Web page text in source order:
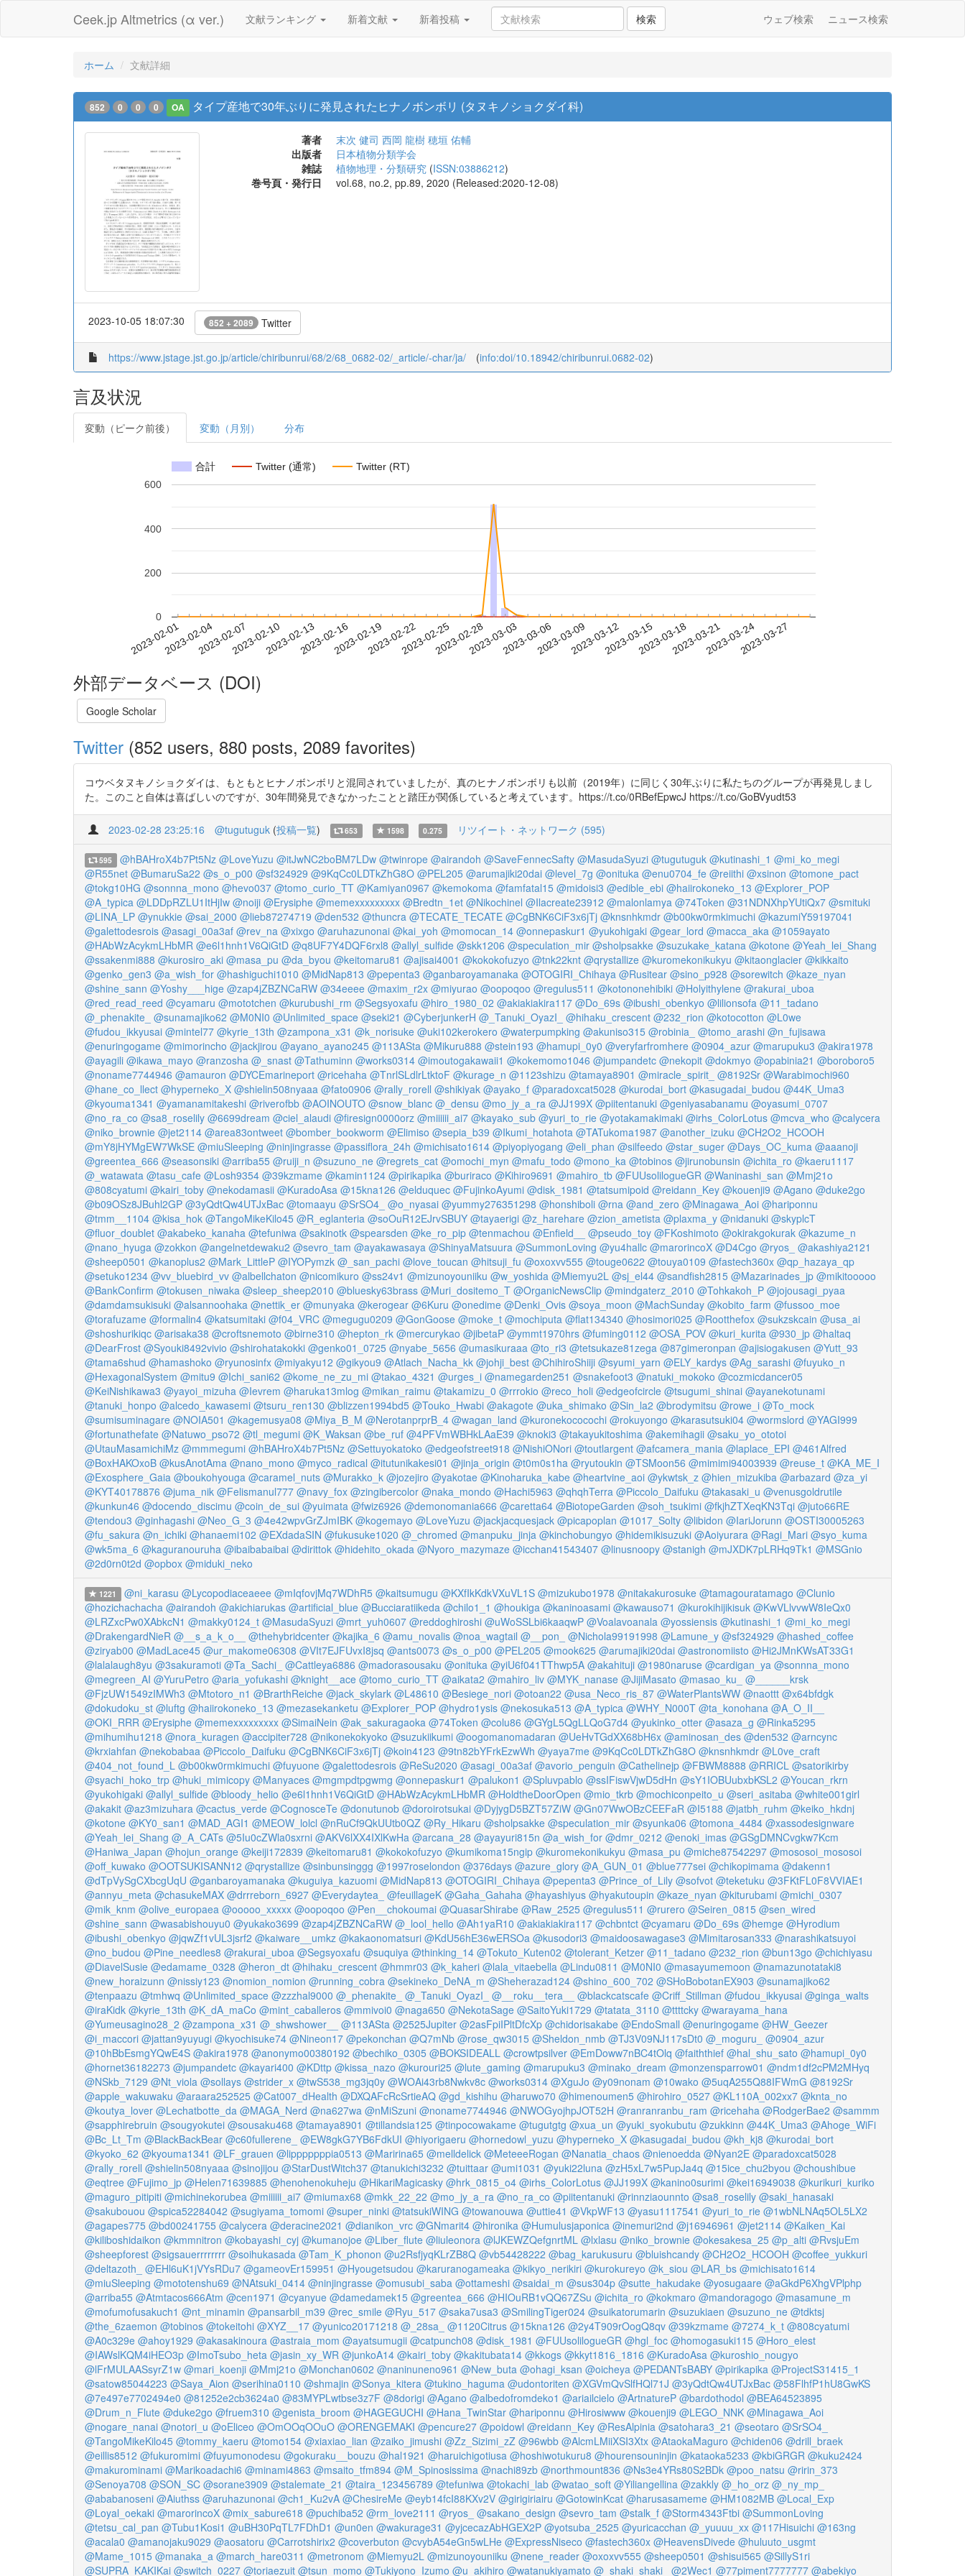
Ceek.jp Altmetrics (α ver.) 文献ランキング 新着文献 新着投稿 検索 ウェブ検索 ニュース検索
ホーム 文献詳細
852 0 0 0 OA タイプ産地で30年ぶりに発見されたヒナノボンボリ (タヌキノショクダイ科)
著者 末次 健司 西岡 龍樹 穂垣 佑輔
出版者
日本植物分類学会
雑誌
植物地理・分類研究 (ISSN:03886212)
巻号頁・発行日
vol.68, no.2, pp.89, 2020 (Released:2020-12-08)
2023-10-05 18:07:30 852 + 2089 Twitter
https://www.jstage.jst.go.jp/article/chiribunrui/68/2/68_0682-02/_article/-char/ja/ (info:doi/10.18942/chiribunrui.0682-02)
言及状況
変動（ピーク前後） 変動（月別） 分布
合計 Twitter (通常) Twitter (RT)
2023-02-012023-02-042023-02-072023-02-102023-02-132023-02-162023-02-192023-02-222023-02-252023-02-282023-03-032023-03-062023-03-092023-03-122023-03-152023-03-182023-03-212023-03-242023-03-27
0
200
400
600
外部データベース (DOI)
Google Scholar
Twitter (852 users, 880 posts, 2089 favorites)
コウベタヌキノショクダイは、もともとヒナノボンボリと混同されていましたが、真のヒナノボンボリも以前（2019年）に同じく30年ぶりに私たちのグループが再発見しまし
た。このこと自体は喜ばしいのですが、30年間発見できなかったことと踏圧が関係していると考えています。https://t.co/0RBefEpwcJ https://t.co/GoBVyudt53
2023-02-28 23:25:16 @tugutuguk (投稿一覧) 653 1598 0.275 リツイート・ネットワーク (595)
595 @hBAHroX4b7Pt5Nz @LoveYuzu @itJwNC2boBM7LDw @twinrope @airandoh @SaveFennecSafty @MasudaSyuzi @tugutuguk @kutinashi_1 @mi_ko_megi
@R55net @BumaruSa22 @s_o_p00 @sf324929 @9KqCc0LDTkZhG8O @PEL205 @arumajiki20dai @level_7g @onituka @enu0704_fe @reiithi @xsinon @tomone_pact
@tokg10HG @sonnna_mono @hevo037 @tomo_curio_TT @Kamiyan0967 @kemokoma @famfatal15 @midoisi3 @edible_ebi @haiirokoneko_13 @Explorer_POP
@A_typica @LDDpRZLU1ItHjIw @noiji @Erysiphe @memexxxxxxxxx @Bredtn_1et @Nikochinel @Ilacreate23912 @malonlamya @74Token @31NDNXhpYUtiQx7 @smituki
@LINA_LP @ynukkie @sai_2000 @lieb87274719 @den532 @thuncra @TECATE_TECATE @CgBNK6CiF3x6jTj @knsnhkmdr @b00kw0rmkimuchi @kazumiY59197041
@galettodesrois @asagi_00a3af @rev_na @xixgo @aruhazunonai @kai_yoh @momocan_14 @onnepaskur1 @yukohigaki @gear_lord @macca_aka @1059ayato
@HAbWzAcykmLHbMR @e6l1hnh1V6QiGtD @q8UF7Y4DQF6rxl8 @allyl_sulfide @skk1206 @speculation_mir @sholpsakke @suzukake_katana @kotone @Yeah_lei_Shang
@ssakenmi888 @kurosiro_aki @masa_pu @da_byou @keitomaru81 @ajisai4001 @kokokofuzyo @tnk22knt @qrystallize @kuromekonikukyu @kitaonglacier @kikkaito
@genko_gen3 @a_wish_for @hashiguchi1010 @MidNap813 @pepenta3 @ganbaroyamanaka @OTOGIRI_Chihaya @Rusitear @sino_p928 @sorewitch @kaze_nyan
@shine_sann @Yoshy___hige @zap4jZBZNCaRW @34eeee @maxim_r2x @miyurao @oopoqoo @regulus511 @kotononehibiki @Holyithylene @rakurai_uboa
@red_read_reed @cyamaru @mototchen @kurubushi_rm @Segsyoxafu @hiro_1980_02 @akiakiakira117 @Do_69s @ibushi_obenkyo @lilionsofa @11_tadano
@_phenakite_ @sunamajiko62 @M0NI0 @Unlimited_space @seki21 @CyberjunkerH @_Tanuki_OyazI_ @hihaku_crescent @232_rion @kotocotton @L0we
@fudou_ikkyusai @mintel77 @kyrie_13th @zampona_x31 @k_norisuke @uki102kerokero @waterpumpking @akuniso315 @robinia_ @tomo_arashi @n_fujisawa
@enuringogame @mimorincho @jackjirou @ayano_ayano245 @113ASta @Mikuru888 @stein193 @hamupi_0y0 @veryfarfromhere @0904_azur @marupuku3 @akira1978
@ayagili @ikawa_mayo @ranzosha @_snast @Tathuminn @works0314 @imoutogakawaii1 @kokemomo1046 @jumpandetc @nekopit @dokmyo @opabinia21 @boroboro5
@noname7744946 @amauron @DYCEmarineport @ricehaha @TnrlSLdlrLtktoF @kurage_n @1123shizu @tamaya8901 @miracle_spirit_ @8192Sr @Warabimochi960
@hane_co_llect @hyperneko_X @shielin508nyaaa @fato0906 @rally_rorell @shikiyak @ayako_f @paradoxcat5028 @kurodai_bort @kasugadai_budou @44K_Uma3
@kyouma1341 @yamanamitakeshi @riverofbb @AOINOUTO @snow_blanc @_densu @mo_jy_a_ra @JJ199X @piitentanuki @geniyasabanamu @oyasumi_0707
@no_ra_co @sa8_roselily @6699dream @ciel_alaudi @firesign0000orz @miiiiii_ai7 @kayako_sub @yuri_to_rie @yotakamakimaki @irhs_ColorLotus @mcva_who @calycera
@niko_brownie @jet2114 @area83ontweet @bomber_bookworm @Elimiso @sepia_b39 @Ikumi_hotahota @TATukoma1987 @another_izuku @CH2O2_HCOOH
@mY8jHYMgEW7WkSE @miuSleeping @ninjingrasse @passiflora_24h @michisato1614 @piyopiyogang @eli_phan @silfeedo @star_suger @Days_OC_kuma @aaanoji
@greentea_666 @seasonsiki @arriba55 @ruiji_n @suzuno_ne @regrets_cat @omochi_myn @mafu_todo @mono_ka @tobinos @jirunobunsin @ichita_ro @kaeru1117
@_watawata @tasu_cafe @Losh9354 @39kzmame @kamin1124 @pirikapika @buriraco @Kihiro9691 @mahiro_tb @FUUsolilogueGR @Waninashi_san @Mmj21o
@808cyatumi @kairi_toby @nekodamasii @KuradoAsa @15kna126 @elduquec @FujinkoAyumi @disk_1981 @tatsumipoid @reidann_Key @kouenji9 @Agano @duke2go
@b09OSz8JBuhl2GP @3yQdtQw4UTJxBac @tomaayu @SrSO4_ @o_nyasai @yummy276351298 @honshiboli @rna @and_zero @Minagawa_Aoi @hariponnu
@tmm__1104 @kisa_hok @TangoMikeKilo45 @R_eglanteria @soOuR12EJrvSBUY @tayaerigi @z_harehare @zion_ametista @plaxma_y @nidanuki @skyplcT
@fluor_doublet @akabeko_kanaha @tefuniwa @sakinotk @spearsden @ke_ro_pip @tenmachou @Enfield__ @pseudo_toy @FKoshimoto @okirakgokurak @kazume_n
@nano_hyuga @zokkon @angelnetdewaku2 @sevro_tam @ayakawasaya @ShinyaMatsuura @SummonLoving @yu4hallc @marorincoX @D4Cgo @ryos_ @akashiya2121
@sheep0501 @kanoplus2 @Mark_LittleP @IYOPymzk @_san_pachi @love_toucan @hitsuji_fu @oxoxvv555 @touge0622 @touya0109 @fastech360x @qp_hazaya_qp
@setuko1234 @vv_bluebird_vv @albellchaton @nicomikuro @ss24v1 @mizunoyouniiku @w_yoshida @Miemyu2L @sj_el44 @sandfish2815 @Mazarinades_jp @mikitooooo
@BankConfirm @tokusen_niwaka @sleep_sheep2010 @bluesky63brass @Muri_dositemo_T @OrganicNewsClip @mindgaterz_2010 @Tohkakoh_P @jojousagi_pyaa
@damdamsukisuki @alsannoohaka @nettik_er @munyaka @kerogear @6Kuru @onedime @Denki_Ovis @soya_moon @MachSunday @kobito_farm @fussoo_moe
@torafuzame @formalin4 @katsumitaki @f04_VRC @megugu0209 @GonGoose @moke_t @mochiputa @flat134340 @hosimori025 @Rootthefox @sukzskcain @usa_ai
@shoshurikiqc @arisaka38 @croftsnemoto @birne310 @hepton_rk @mercurykao @jibetaP @ymmt1970hrs @fuming0112 @OSA_POV @kuri_kurita @930_jp @haltaq
@DearFrost @Syouki8492vivio @shirohatakokki @genko01_0725 @nyabe_5656 @umasikuraaa @to_ri3 @tetsukaze81zega @87gimeronpan @ajisiogakusen @Yutt_93
@tama6shud @hamashoko @ryunosinfx @miyakyu12 @gikyou9 @Atlach_Nacha_kk @johji_best @ChihiroShiiji @syumi_yarn @ELY_kardys @Ag_sarashi @fuyuko_n
@HexagonalSystem @mitu9 @Ichi_sani62 @kome_ne_zu_mi @takao_4321 @urges_i @namegarden251 @snakefoot3 @natuki_mokoko @cozmicdancer05
@KeiNishikawa3 @yayoi_mizuha @Ievrem @haruka13mlog @mikan_raimu @takamizu_0 @rrrokio @reco_holi @edgeofcircle @tsugumi_shinai @ayanekotunami
@tanuki_honpo @alcedo_kawasemi @tsuru_ren130 @blizzen1994bd5 @Touko_Hwabi @akagote @uka_shimako @Sin_la2 @brodymitsu @rowe_i @To_mock
@sumisuminagare @NOIA501 @kagemusya08 @Miya_B_M @NerotanprprB_4 @wagan_land @kuronekococochi @rokuyongo @karasutsuki04 @wormslord @YAGI999
@fortunathefate @Natuwo_pso72 @tl_megumi @K_Waksan @be_ruf @4PFVmWBHkLAaE39 @knoki3 @takayukitoshima @akemihagii @saku_yo_ototoi
@UtauMasamichiMz @mmmegumi @hBAHroX4b7Pt5Nz @Settuyokatoko @edgeofstreet918 @NishiONori @toutlargent @afcamera_mania @laplace_EPI @461Alfred
@BoxHAKOxoB @kusAnotAma @nano_mono @myco_radical @itutunikakesi01 @jinja_origin @t0m0s1ha @ryutoukin @TSMoon56 @mimimi94003939 @reuse_t @KA_ME_I
@Exosphere_Gaia @boukohyouga @caramel_nuts @Murakko_k @jozejiro @yakotae @Kinoharuka_kabe @heartvine_aoi @ykwtsk_z @hien_mizukiba @arbazard @za_yi
@KYT40178876 @juma_nik @Felismanul777 @navy_fox @zingibercolor @naka_mondo @Hachi5963 @qhqhTerra @Piccolo_Daifuku @takasaki_u @venusgoldrutile
@kunkun46 @docendo_discimu @coin_de_sui @yuimata @fwiz6926 @demonomania666 @caretta64 @BiotopeGarden @soh_tsukimi @fkjhZTXeqKN3Tqi @juto66RE
@tendou3 @ginhagashi @Neo_G_3 @4e42wpvGrZJmIBK @kogemayo @LoveYuzu @jackjacquesjack @picapoplan @1017_Solty @libidon @IariJorunn @OSTI30005263
@fu_sakura @n_ichiki @hanaemi102 @EXdadaSIN @fukusuke1020 @_chromed @manpuku_jinja @kinchobungyo @hidemikisuzuki @Aoiyurara @Ragi_Mari @syo_kuma
@wk5ma_6 @kaguranouruha @ibaibabaibai @dirittok @hidehito_okada @Nyoro_mazymaze @icchan41543407 @linusnoopy @stanigh @mJXDK7pLRHq9Tk1 @MSGnio
@2d0rn0t2d @opbox @miduki_neko
1221 @ni_karasu @Lycopodiaceaeee @mIqfovjMq7WDhR5 @kaitsumugu @KXfIkKdkVXuVL1S @mizukubo1978 @nitakakurosuke @tamagouratamago @Clunio
@hozichachacha @airandoh @akichiarukas @artificial_blue @Bucciaratiikeda @chilo1_1 @houkiga @kaninoasami @kawauso71 @kurokihijikisuk @KwVLlvvwW8IeQx0
@LRZxcPw0XAbkcN1 @makky0124_t @MasudaSyuzi @mrt_yuh0607 @reddoghiroshi @uWoSSLbi6kaaqwP @Voalavoanala @yossiensis @kutinashi_1 @mi_ko_megi
@DrakengardNieR @__s_a_k_o__ @thehybridcenter @kajika_6 @amu_novalis @noa_wagtail @__pon_ @Nichola99191998 @Lamune_y @sf324929 @hashed_coffee
@ziryab00 @MadLace45 @ur_makome06308 @VIt7EJFUvxI8jsq @ants0073 @s_o_p00 @PEL205 @mook625 @arumajiki20dai @astronomiisto @Hi2JMnKWsAT33G1
@lalalaugh8yu @3sakuramoti @Ta_Sachi_ @Cattleya6886 @madorasousaku @onituka @yiU6f041TThwp5A @akahituji @1980naruse @cardigan_ya @sonnna_mono
@megreen_AI @YuruPetro @aria_yofukashi @knight__ace @tomo_curio_TT @aikata2 @mahiro_liv @MYK_nanase @JijiMasato @masao_ku_
@______krsk
@FjzUW1549zIMWh3 @Mtotoro_n1 @BrarthReiche @jack_skylark @L48610 @Besiege_nori @otoan22 @usa_Neco_ris_87 @WaterPlantsWW @naottt @x64bfdgk
@dokudoku_st @luftg @haiirokoneko_13 @mezasekanketu @Explorer_POP @hydro1ysis @nekosuka513 @A_typica @WHY_N000T @ta_konohana @A_O_II__
@OKI_RRR @Erysiphe @memexxxxxxxxx @SimaiNein @ak_sakuragaoka @74Token @colu86 @GYgL5QgLLQoG7d4 @yukinko_otter @asaza_g @Rinka5295
@mihumihu1218 @nora_kuragen @accipiter728 @nikonekokyoko @suzukiikumi @oogomanomadaran @UeHvTGdXX68bH6x @aminosan_des @den532 @arncync
@krxiahfan @nekobabaa @Piccolo_Daifuku @CgBNK6CiF3x6jTj @koin4123 @9tn82bYFrkEzwWh @yaya7me @9KqCc0LDTkZhG8O @knsnhkmdr @L0ve_craft
@404_not_found_L @b00kw0rmkimuchi @fuyuone @galettodesrois @ReSu2020 @asagi_00a3af @avorio_penguin @Cathelinejp @FBWM8888 @RRICL @satorikirby
@syachi_hoko_trp @huki_mimicopy @Manyaces @mgmpdtpgwmg @onnepaskur1 @palukon1 @Spluvpablo @ssIFiswVjwD5dHn @sY1IOBUubxbKSL2 @Youcan_rkrn
@yukohigaki @allyl_sulfide @bloody_helio @e6l1hnh1V6QiGtD @HAbWzAcykmLHbMR @HoldtheDoorOpen @mio_tkrb @mochiconpeito_u @seri_asitaba @white001girl
@akakit @az3mizuhara @cactus_verde @CognosceTe @donutunob @doroirotsukai @DyjygD5BZT57ZiW @Gn07WwOBzCEEFaR @I5188 @jatbh_ruhm @keiko_hkdnj
@kotone @KY0_san1 @MAD_AGI1 @MEOW_lolcl @nRuCf9QkUUtb0QZ @Ry_Hikaru @sholpsakke @speculation_mir @syunka06 @tomona_4484 @xassodesignware
@Yeah_lei_Shang @_A_CATs @5Iu0cZWla0sxrni @AKV6lXX4IXlKwHa @arcana_28 @ayayuri815n @a_wish_for @dmr_0212 @enoki_imas @GSgDMNCvgkw7Kcm
@Haniwa_Japan @hojun_orange @keiji172839 @keitomaru81 @kokokofuzyo @kumikoma15ngip @kuromekonikukyu @masa_pu @miche87542297 @mososoi_mososoi
@off_kuwako @OOTSUKISANN12 @qrystallize @sinbunsinggg @1997roselondon @376days @azure_glory @A_GUN_01 @blue777sei @chikopimama @dakenn1
@dTpVySgCXbcgUqU @ganbaroyamanaka @kuguiya_kazuomi @MidNap813 @OTOGIRI_Chihaya @pepenta3 @Prince_of_Lily @sofvot @teketuku @3FKtFL0F8VVIAE1
@annyu_meta @chasukeMAX @drrreborn_6927 @Everydaytea_ @feuillageK @Gaha_Gahaha @hayashiyus @hyakutoupin @kaze_nyan @kiturubami @michi_0307
@mik_knm @olive_europaea @ooooo_xxxxx @oopoqoo @Pen__chokoumai @QuasarShirabe @Raw_2525 @regulus511 @rurero @Seiren_0815 @sen_wired
@shine_sann @wasabishouyu0 @yukako3699 @zap4jZBZNCaRW @_lool_hello @Ah1yaR10 @akiakiakira117 @chbntct @cyamaru @Do_69s @hemge @Hyrodium
@ibushi_obenkyo @jqwZf1vUL3jsrf2 @kaiware__umkz @kakaonomatsuri @KdU56hE36wERSOa @kusodori3 @maidoosawagase3 @Mimitarosan333 @narashikatsuyoi
@no_budou @Pine_needles8 @rakurai_uboa @Segsyoxafu @suquiya @thinking_14 @Tokuto_Kuten02 @tolerant_Ketzer @11_tadano @232_rion @bun13go @chichiyasu
@DiavelSusie @edamame_0328 @heron_dt @hihaku_crescent @hmmr03 @k_kaheri @lala_vitaebella @Lindu0811 @M0NI0 @masayumemoon @namazunotataki8
@new_horaizunn @nissiy123 @nomion_nomion @running_cobra @sekineko_DeNA_m @Sheherazad124 @shino_600_702 @SHoBobotanEX903 @sunamajiko62
@tenpaazu @tmhwq @Unlimited_space @zzzhal9000 @_phenakite_ @_Tanuki_OyazI_ @__roku__tera__ @blackcatscafe @Criff_Stillman @fudou_ikkyusai @ginga_walts
@iraKidk @kyrie_13th @K_dA_maCo @mint_caballeros @mmivoi0 @naga650 @NekotaSage @SaitoYuki1729 @tatata_3110 @ttttcky @warayama_hana
@Yumeusagino28_2 @zampona_x31 @_shwshower__ @113ASta @2525Jupiter @2asFpiIPltDfcXp @chidorisakabe @EndoSmall @enuringogame @HW_Geezer
@i_maccori @jattan9yuyugi @kyochisuke74 @Nineon17 @pekonchan @Q7mNb @rose_qw3015 @Sheldon_nmb @TJ3V09NJ117sDt0 @_moguru_
@0904_azur
@10hBbEsmgYQwE4S @akira1978 @anonymo00380192 @bechiko_0305 @BOKSIDEALL @crowtpsilver @EmDoww7nBC4tOlq @faiththief @hal_shu_sato @hamupi_0y0
@hornet36182273 @jumpandetc @kayari400 @KDttp @kissa_nazo @kurouri25 @lute_gaming @marupuku3 @minako_dream @monzensparrow01 @ndm1df2cPM2MHyq
@NSkb_7129 @Nt_viola @sollays @strider_x @twS538_mg3jq0y @WOAi43rb8Nwkv8c @works0314 @XguJo @y09nonam @10wako @5uqA255Q88IFWmG @8192Sr
@apple_wakuwaku @araara252525 @Cat007_dHealth @DXQAFcRcSrtieAQ @gd_kishihu @haruwo70 @himenoumen5 @hirohiro_0527 @KL110A_002xx7 @knta_no
@koutya_lover @Lechatbotte_da @MAGA_Nerd @na627wa @nMiSzuni @noname7744946 @NWOGyojhpJOT52H @ranranranbu_ram @ricehaha @RodgerBae2 @sammm
@sapphirebruin @sougyokutei @sousaku468 @tamaya8901 @tillandsia125 @tinpocowakame @tugutgtg @xua_un @yuki_syokubutu @zukkinn @44K_Uma3 @Ahoge_WiFi
@Bc_Lt_Tm @BlackBackBear @c60fullerene_ @EW8gkG7YB6FdkUI @hiyorigaeru @hornedowl_yuzu @hyperneko_X @kasugadai_budou @kh_kj8 @kurodai_bort
@kyoko_62 @kyouma1341 @LF_grauen @lipppppppia0513 @Maririna65 @melldelick @MeteeeRogan @Nanatia_chaos @nienoedda @Nyan2E @paradoxcat5028
@rally_rorell @shielin508nyaaa @sinojijou @StarDustWitch37 @tanukichi3232 @tuittaar @umi1031 @yuki22luna @zH5xL7w5PupJa4q @15ice_chu2byou @choushibue
@eqtree @Fujimo_jp @Helen71639885 @henohenokuheju @HikariMagicasky @hrk_0815_o4 @irhs_ColorLotus @JJ199X @kanino0surimi @kei16949038 @kurikuri_kuriko
@maguro_pitipiti @michinekorubea @miiiiii_ai7 @miumax68 @mkk_22_22 @mo_jy_a_ra @no_ra_co @piitentanuki @rinnziaounnto @sa8_roselily @saki_hanasaki
@sakubouou @spica52284042 @sugiyama_tomomi @super_ninki @tatsukiWING @towanouwa @uttie41 @VkpWF13 @yasu1117541 @yuri_to_rie @1wbNLNAq5OL5LX2
@agapes775 @bd00241755 @calycera @deracine2021 @dianikon_vrc @GNmarit4 @hironika @Humulusjaponica @inemuri2nd @j16946961 @jet2114 @Kaiken_Kai
@kiliboshidaikon @kmmnitron @kobayashi_cyj @kumanojoe @Liber_flute @liuleonora @lJKEWZQefgnrtML @lxlasu @niko_brownie @okesakesa_25 @p_alti @RvsjuEm
@sheepforest @sigsauerrrrrrrr @soihukasada @Tam_K_phonon @u2RsfjyqKLrZB8Q @vb54428222 @bag_karukusuru @bluishcandy @CH2O2_HCOOH @coffee_yukkuri
@deltazoth_
@EHl6uK1jVYsRDu7 @gameovEr159951 @Hyougetsudou @karuranogameaka @kikyo_nerikiri @kurokureyo @k_siou @LAR_bs @michisato1614
@miuSleeping @mototenshu69 @NAtsuki_0414 @ninjingrasse @omusubi_saba @ottameshi @saidai_m @sus304p @sutte_hakudake @yosugaare @aGkdP6XhgVPlphp
@arriba55 @Atmtacos666Atm @cen1971 @cyanyue @damedamek15 @greentea_666 @HIOuRB1vQQ67ZSu @ichita_ro @kokmaro @mandoragogo @masamune_m
@mofumofusakuch1 @nt_minamin @pansarbil_m39 @rec_smile @Ryu_517 @saka7usa3 @SmilingTiger024 @suikatorumarin @suzukiaen @suzuno_ne @tdktsj
@the_6zaemon @tobinos @tokeitohi @XYZ__17 @yunico20171218 @_28sa_ @1120Citrus @15kna126 @2y4T909rOogQ8qv @39kzmame @7274_k_t @808cyatumi
@A0c329e @ahoy1929 @akasakinoura @astraia_mom @ayatsumugii @catpunch08 @disk_1981 @FUUsolilogueGR @hgl_foc @homogasuki115 @Horo_elest
@IAWslKQM4iHEO3p @ImoTsubo_heta @jasin_xy_WR @junkoA14 @kairi_toby @kakitubata14 @kkogs @kkyt1816_1816 @KuradoAsa @kuroshio_nougyo
@lFrMULAASsyrZ1w @mari_koenji @Mmj21o @Monchan0602 @naninuneno961 @New_buta @ohagi_ksan @oicheya @PEDANTsBABY @pirikapika @ProjectS31415_1
@satow85044223 @Saya_Aion @serihina0110 @shmajin @Sonya_kitera @tukino_haguma @udontoriten @XGVmQvSlfHQl71J @3yQdtQw4UTJxBac @58FlhfP1hU8GwKS
@7e497e7702494e0 @81252e2cb3624a0 @83MYPLwtbse3z7F @8dorigi @Agano @albedofromdeko1 @ariailcielo @ArtnatureP @bardothodol @BEA64523895
@Drum_n_Flute @duke2go @fruem310 @genista_broom @HAGEGUCHI @Hana_TwinStar @hariponnu @Hirosiwww @kouenji9 @LEGO_NNK @Minagawa_Aoi
@nogare_nanai @notori_u @oEliceo @OmOOqOOuO @ORENGEMAKI @pencure27 @poidowl @reidann_Key @ResAlpinia @satohara3_21 @seotaro @SrSO4_
@TangoMikeKilo45 @tommy_kaeru @tomo154 @xiaxiao_lian @zaiko_jimushi @Zz_Sizimi_zZ @96wbb @AlcmLMiiXSI3Xtx @AtaokaMaguro @chiden06 @drill_braek
@eillis8512 @fukuromimi @fuyumonodesu @gokuraku__bouzu @hal1921 @haruichigotiusa @hoshiwotukuru8 @hourensouninjin @kataoka5233 @kbiGRGR @kuku2424
@makurominami @Marikoadachi6 @minami4863 @msaito_tfm894 @M_Spinosissima @nachi89zb @northmount836 @Ns3e4YRs80S2BDk @poo_natsu @ririn_373
@Senoya708 @SON_SC @sorane3909 @stalemate_21 @taira_123456789 @tefuniwa @tokachi_lab @watao_soft @Yiliangellina @zakkly @_ho_orz @_ny_mp_
@ababanoseni @Aiuthss @aruhazunonai @ch1_Ku2vA @ChesireMe @eyb14fcI88KXv2V @girigiriairu @GotowinKcat @harusasameme @HM1082MB @Local_Exp
@Loyal_oekaki @marorincoX @mix_sabure618 @puchiba52 @rm_love2111 @ryos_ @sakano_design @sevro_tam @stalk_f @Storm4343Ftbi @SummonLoving
@tetsu_cal_pan @Tubu1Kosi1 @uBH30PqTL7FDhD1 @un0en @wakurage31 @yjcecazAbHGEX2P @yotsuba_2525 @yuricacchan @_yuuuu_xx @117Hisuichi @163ng
@acala0 @amanojaku9029 @aosatoru @Carrotshirix2 @coverbuton @cvybA54eGn5wLHe @ExpressNiseco @fastech360x @HeavensDivede @huluuto_usgmt
@Mame_1015 @manaka_a @march_hare0311 @metronom @Miemyu2L @mizunoyouniiku @nene_reader @oxoxvv555 @sheep0501 @shisui565 @SillyS1ri
@SUPRA_KAKIKai @switch_0227 @toriaezuit @tsun_momo @Tukiyono_Izumo @u_akihiro @watanukiyamato @_shaki_shaki_ @2Wec1 @77piment7777777 @abekiyo